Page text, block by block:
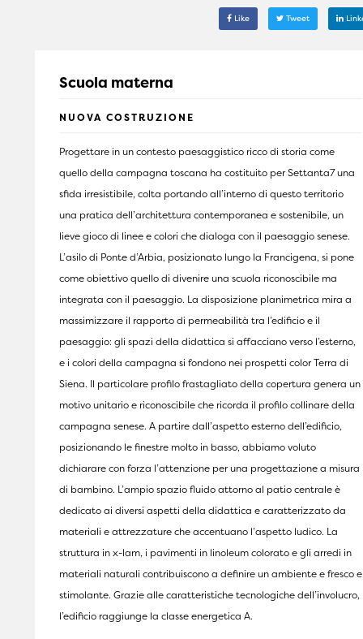
Like Tweet
Scuola materna
NUOVA COSTRUZIONE
Progettare in un contesto paesaggistico ricco di storia come
quello della campagna toscana ha costituito per Settanta7 una
sfida irresistibile, colta portando all’interno di questo territorio
una pratica dell’architettura contemporanea e sostenibile, un
lieve gioco di linee e colori che dialoga con il paesaggio senese.
L’asilo di Ponte d’Arbia, posizionato lungo la Francigena, si pone
come obiettivo quello di divenire una scuola riconoscibile ma
integrata con il paesaggio. La disposizione planimetrica mira a
massimizzare il rapporto di permeabilità tra l’edificio e il
paesaggio: gli spazi della didattica si affacciano verso l’esterno,
e i colori della campagna si fondono nei prospetti color Terra di
Siena. Il particolare profilo frastagliato della copertura genera un
motivo unitario e riconoscibile che ricorda il profilo collinare della
campagna senese. A partire dall’aspetto esterno dell’edificio,
posizionando le finestre molto in basso, abbiamo voluto
dichiarare con forza l’attenzione per una progettazione a misura
di bambino. L’ampio spazio fluido attorno al patio centrale è
dedicato ai diversi aspetti della didattica e caratterizzato da
materiali e attrezzature che accentuano l’aspetto ludico. La
struttura in x-lam, i pavimenti in linoleum colorato e gli arredi in
materiali naturali contribuiscono a definire un ambiente e fresco e
stimolante. Grazie alle caratteristiche tecnologiche dell’involucro,
l’edificio raggiunge la classe energetica A.